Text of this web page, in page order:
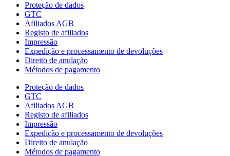
Proteção de dados
GTC
Afiliados AGB
Registo de afiliados
Impressão
Expedição e processamento de devoluções
Direito de anulação
Métodos de pagamento
Proteção de dados
GTC
Afiliados AGB
Registo de afiliados
Impressão
Expedição e processamento de devoluções
Direito de anulação
Métodos de pagamento